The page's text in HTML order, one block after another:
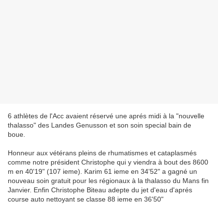
6 athlètes de l'Acc avaient réservé une aprés midi à la "nouvelle
thalasso" des Landes Genusson et son soin special bain de
boue.
Honneur aux vétérans pleins de rhumatismes et cataplasmés
comme notre président Christophe qui y viendra à bout des 8600
m en 40'19" (107 ieme). Karim 61 ieme en 34'52" a gagné un
nouveau soin gratuit pour les régionaux à la thalasso du Mans fin
Janvier. Enfin Christophe Biteau adepte du jet d'eau d'aprés
course auto nettoyant se classe 88 ieme en 36'50"